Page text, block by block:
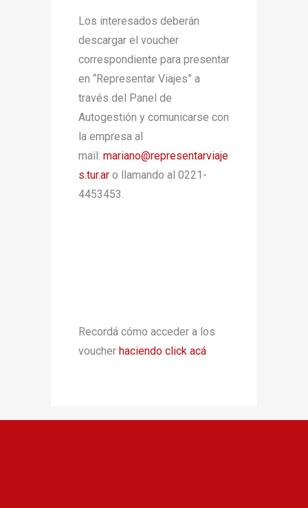
Los interesados deberán
descargar el voucher
correspondiente para presentar
en “Representar Viajes” a
través del Panel de
Autogestión y comunicarse con
la empresa al
mail: mariano@representarviaje
s.tur.ar o llamando al 0221-
4453453.
Recordá cómo acceder a los
voucher haciendo click acá